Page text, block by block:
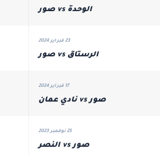
الوحدة vs صور
23 فبراير 2024
الرستاق vs صور
17 فبراير 2024
صور vs نادي عمان
25 نوفمبر 2023
صور vs النصر